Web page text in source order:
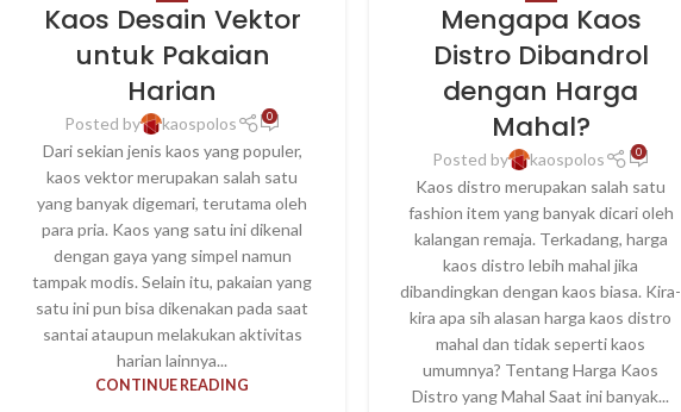
Kaos Desain Vektor
untuk Pakaian
Harian
Posted by kaospolos 0
Dari sekian jenis kaos yang populer,
kaos vektor merupakan salah satu
yang banyak digemari, terutama oleh
para pria. Kaos yang satu ini dikenal
dengan gaya yang simpel namun
tampak modis. Selain itu, pakaian yang
satu ini pun bisa dikenakan pada saat
santai ataupun melakukan aktivitas
harian lainnya...
CONTINUE READING
Mengapa Kaos
Distro Dibandrol
dengan Harga
Mahal?
Posted by kaospolos 0
Kaos distro merupakan salah satu
fashion item yang banyak dicari oleh
kalangan remaja. Terkadang, harga
kaos distro lebih mahal jika
dibandingkan dengan kaos biasa. Kira-
kira apa sih alasan harga kaos distro
mahal dan tidak seperti kaos
umumnya? Tentang Harga Kaos
Distro yang Mahal Saat ini banyak...